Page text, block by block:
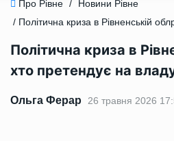
Про Рівне /
Новини Рівне
Політична криза в
хто претендує на
Ольга Ферар 26 травня 2026